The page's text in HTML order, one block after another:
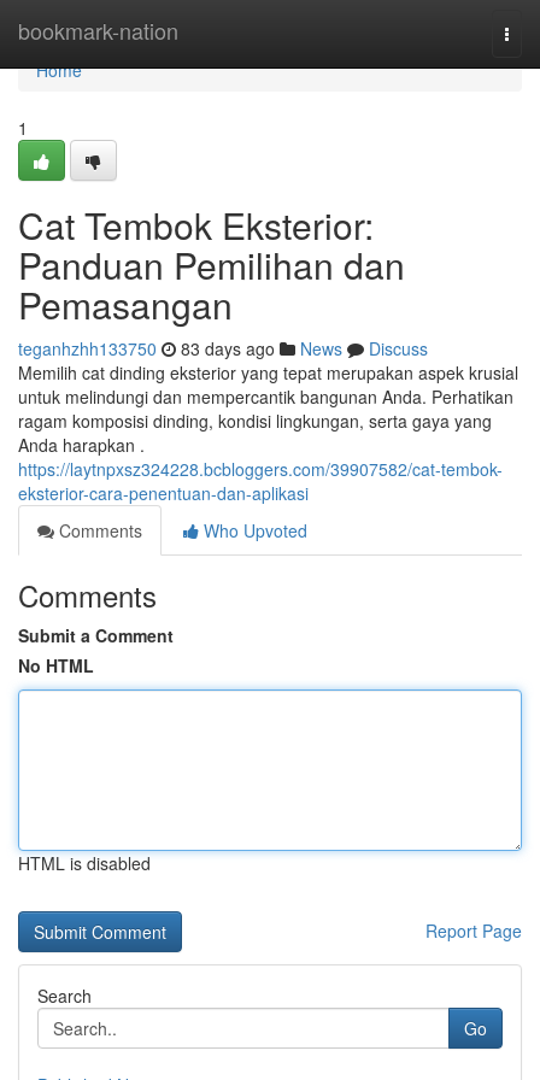
bookmark-nation
Home
Home
1
Cat Tembok Eksterior:
Panduan Pemilihan dan
Pemasangan
teganhzhh133750 83 days ago News
Discuss
Memilih cat dinding eksterior yang tepat merupakan aspek krusial
untuk melindungi dan mempercantik bangunan Anda. Perhatikan
ragam komposisi dinding, kondisi lingkungan, serta gaya yang
Anda harapkan .
https://laytnpxsz324228.bcbloggers.com/39907582/cat-tembok-
eksterior-cara-penentuan-dan-aplikasi
Comments
Who Upvoted
Comments
Submit a Comment
No HTML
HTML is disabled
Report Page
Search
Go